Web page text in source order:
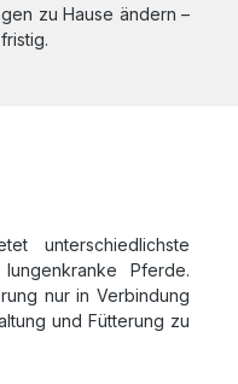
zu Hause ändern –
unterschiedlichste
Pferde.
nur in Verbindung
und Fütterung zu